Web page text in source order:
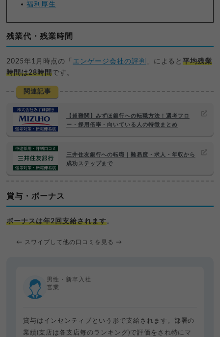
福利厚生
残業代・残業時間
2025年1月時点の「 エンゲージ会社の評判 」によると平均残業
時間は28時間です。
関連記事
【超難関】みずほ銀行への転職方法！選考フロ
ー・採用倍率・向いている人の特徴まとめ
三井住友銀行への転職｜難易度・求人・年収から
成功ステップまで
賞与・ボーナス
ボーナスは年2回支給されます。
← スワイプして他の口コミを見る →
男性・新卒入社
営業
賞与はインセンティブという形で支給されます。部署の
業績(支店は各支店毎のランキング)で評価をされ特にマ